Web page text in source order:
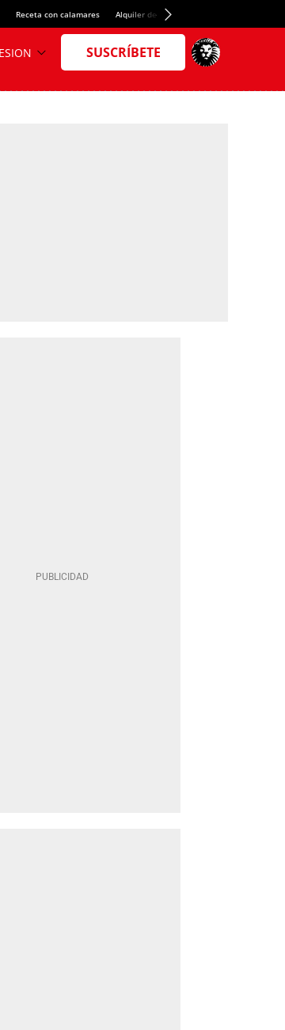
Receta con calamares Alquiler de habitaciones en España